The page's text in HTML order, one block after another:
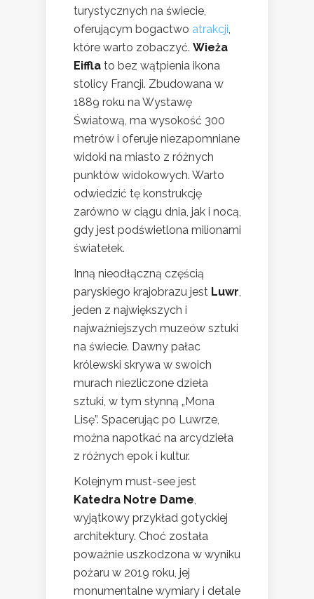
turystycznych na świecie,
oferującym bogactwo atrakcji
które warto zobaczyć. Wieża
Eiffla to bez wątpienia ikona
stolicy Francji. Zbudowana w
1889 roku na Wystawę
Światową, ma wysokość 300
metrów i oferuje niezapomniane
widoki na miasto z różnych
punktów widokowych. Warto
odwiedzić tę konstrukcję
zarówno w ciągu dnia, jak i nocą,
gdy jest podświetlona milionami
światełek.
Inną nieodłączną częścią
paryskiego krajobrazu jest Luwr
jeden z największych i
najważniejszych muzeów sztuki
na świecie. Dawny pałac
królewski skrywa w swoich
murach niezliczone dzieła
sztuki, w tym słynną „Mona
Lisę”. Spacerując po Luwrze,
można napotkać na arcydzieła
z różnych epok i kultur.
Kolejnym must-see jest
Katedra Notre Dame
wyjątkowy przykład gotyckiej
architektury. Choć została
poważnie uszkodzona w wyniku
pożaru w 2019 roku, jej
monumentalne wymiary i detale